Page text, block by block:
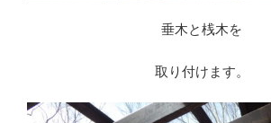
垂木と桟木を
取り付けます。